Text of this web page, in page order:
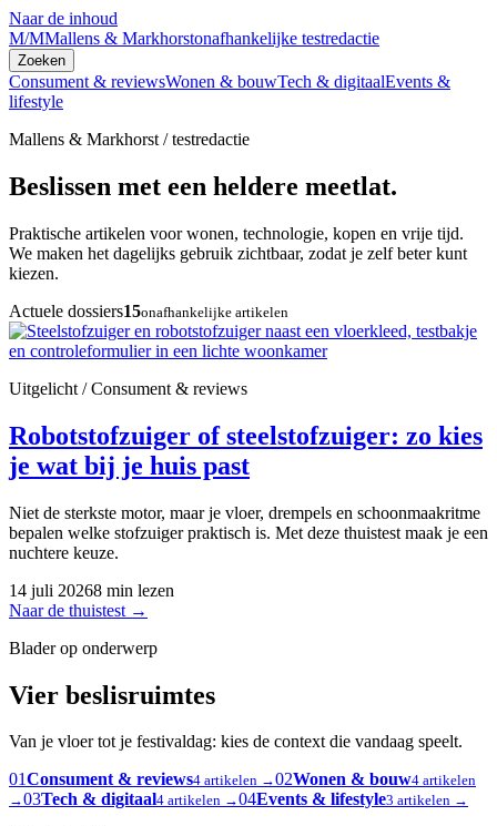
Naar de inhoud
M/MMallens & Markhorstonafhankelijke testredactie
Zoeken
Consument & reviewsWonen & bouwTech & digitaalEvents &
lifestyle
Mallens & Markhorst / testredactie
Beslissen met een heldere meetlat.
Praktische artikelen voor wonen, technologie, kopen en vrije tijd.
We maken het dagelijks gebruik zichtbaar, zodat je zelf beter kunt
kiezen.
Actuele dossiers15onafhankelijke artikelen
Uitgelicht / Consument & reviews
Robotstofzuiger of steelstofzuiger: zo kies
je wat bij je huis past
Niet de sterkste motor, maar je vloer, drempels en schoonmaakritme
bepalen welke stofzuiger praktisch is. Met deze thuistest maak je een
nuchtere keuze.
14 juli 20268 min lezen
Naar de thuistest →
Blader op onderwerp
Vier beslisruimtes
Van je vloer tot je festivaldag: kies de context die vandaag speelt.
01Consument & reviews4 artikelen →02Wonen & bouw4 artikelen
→03Tech & digitaal4 artikelen →04Events & lifestyle3 artikelen →